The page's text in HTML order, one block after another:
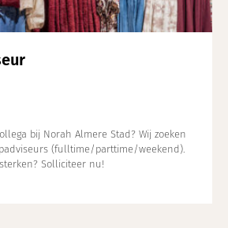
bij Norah Almere Stad? Wij zoeken
(fulltime/parttime/weekend).
Solliciteer nu!